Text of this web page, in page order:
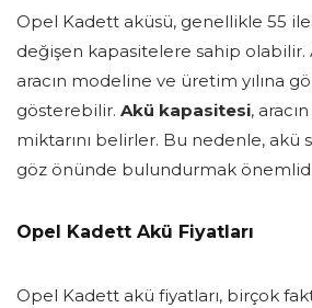
Opel Kadett aküsü, genellikle 55
değişen kapasitelere sahip olabilir.
aracın modeline ve üretim yılına
gösterebilir. Akü kapasitesi,
miktarını belirler. Bu nedenle, akü
göz önünde bulundurmak
Opel Kadett Akü Fiyatları
Opel Kadett akü fiyatları, birçok